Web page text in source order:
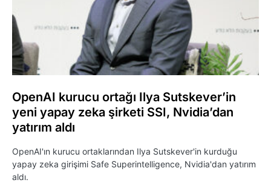
OpenAI kurucu ortağı Ilya Sutskever’in
yeni yapay zeka şirketi SSI, Nvidia’dan
yatırım aldı
OpenAI'ın kurucu ortaklarından Ilya Sutskever'in kurduğu
yapay zeka girişimi Safe Superintelligence, Nvidia'dan yatırım
aldı.